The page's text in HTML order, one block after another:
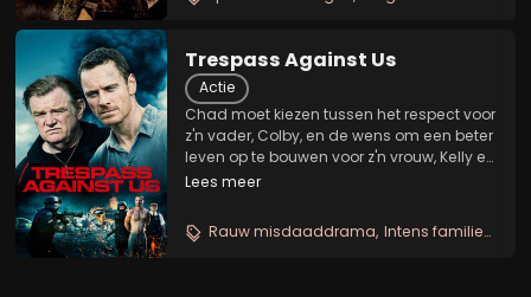
Trespass Against Us
Actie
Chad moet kiezen tussen het respect voor
z'n vader, Colby, en de wens om een beter
leven op te bouwen voor z'n vrouw, Kelly en
hun kinderen. Wanneer Colby een inbraak
spullen, komt hij voor een keuze te...
Lees meer
Rauw misdaaddrama Intens familieconflict